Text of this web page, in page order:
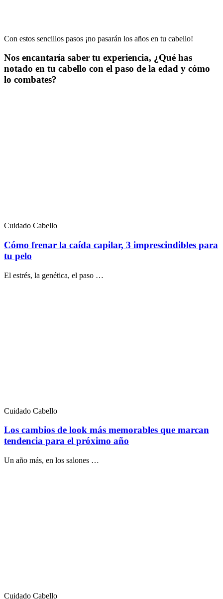
Con estos sencillos pasos ¡no pasarán los años en tu cabello!
Nos encantaría saber tu experiencia, ¿Qué has
notado en tu cabello con el paso de la edad y cómo
lo combates?
Cuidado Cabello
Cómo frenar la caída capilar, 3 imprescindibles para
tu pelo
El estrés, la genética, el paso …
Cuidado Cabello
Los cambios de look más memorables que marcan
tendencia para el próximo año
Un año más, en los salones …
Cuidado Cabello